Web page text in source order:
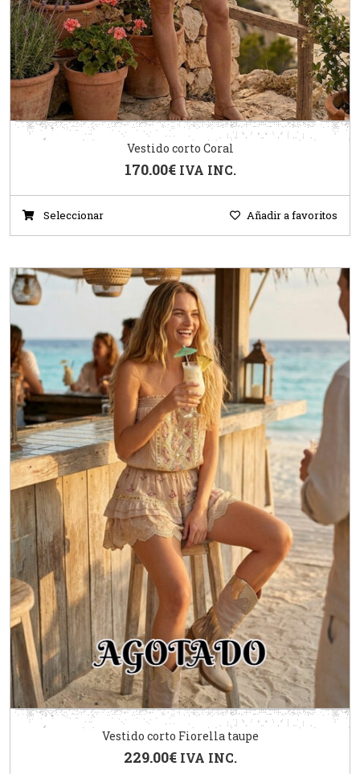
Vestido corto Coral
170.00€ IVA INC.
Seleccionar Añadir a favoritos
Vestido corto Fiorella taupe
229.00€ IVA INC.